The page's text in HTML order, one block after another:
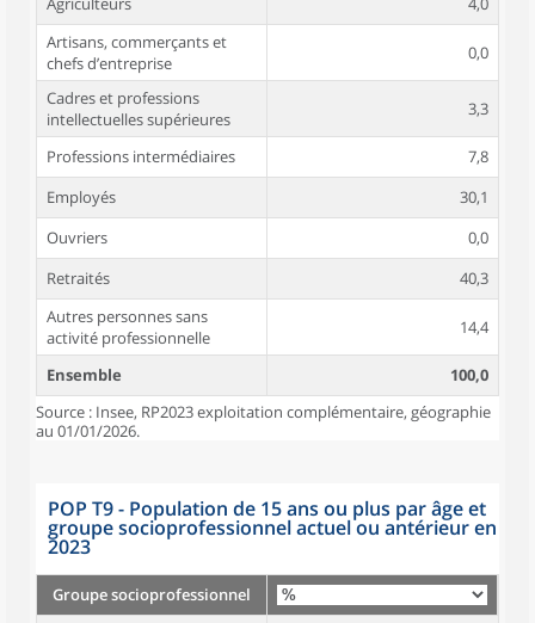
Artisans, commerçants et
chefs d’entreprise
0,0
Cadres et professions
intellectuelles supérieures
3,3
Professions intermédiaires
7,8
Employés
30,1
Ouvriers
0,0
Retraités
40,3
Autres personnes sans
activité professionnelle
14,4
Ensemble
100,0
Source : Insee, RP2023 exploitation complémentaire, géographie
au 01/01/2026.
POP T9 - Population de 15 ans ou plus par âge et
groupe socioprofessionnel actuel ou antérieur en
2023
Groupe socioprofessionnel